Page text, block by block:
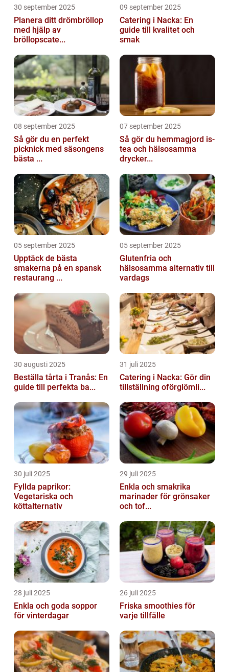
30 september 2025
Planera ditt drömbröllop
med hjälp av
bröllopscate...
09 september 2025
Catering i Nacka: En
guide till kvalitet och
smak
08 september 2025
Så gör du en perfekt
picknick med säsongens
bästa ...
07 september 2025
Så gör du hemmagjord is-
tea och hälsosamma
drycker...
05 september 2025
Upptäck de bästa
smakerna på en spansk
restaurang ...
05 september 2025
Glutenfria och
hälsosamma alternativ till
vardags
30 augusti 2025
Beställa tårta i Tranås: En
guide till perfekta ba...
31 juli 2025
Catering i Nacka: Gör din
tillställning oförglömli...
30 juli 2025
Fyllda paprikor:
Vegetariska och
köttalternativ
29 juli 2025
Enkla och smakrika
marinader för grönsaker
och tof...
28 juli 2025
Enkla och goda soppor
för vinterdagar
26 juli 2025
Friska smoothies för
varje tillfälle